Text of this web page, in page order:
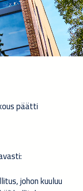
päätti
johon kuuluu